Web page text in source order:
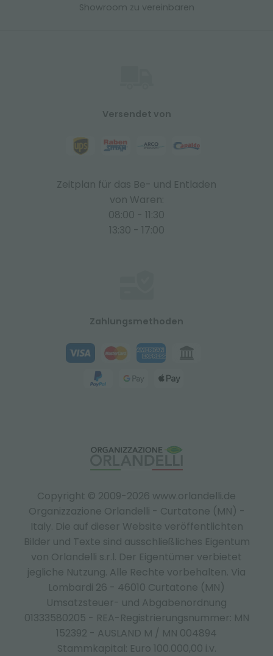
Showroom zu vereinbaren
Copyright © 2009-2026 www.orlandelli.de
Organizzazione Orlandelli - Curtatone (MN) -
Italy. Die auf dieser Website veröffentlichten
Bilder und Texte sind ausschließliches Eigentum
von Orlandelli s.r.l. Der Eigentümer verbietet
jegliche Nutzung. Alle Rechte vorbehalten. Via
Lombardi 26 - 46010 Curtatone (MN)
Umsatzsteuer- und Abgabenordnung
01333580205 - REA-Registrierungsnummer: MN
152392 - AUSLAND M / MN 004894
Stammkapital: Euro 100.000,00 i.v.
Versendet von
Zeitplan für das Be- und Entladen
von Waren:
08:00 - 11:30
13:30 - 17:00
Zahlungsmethoden